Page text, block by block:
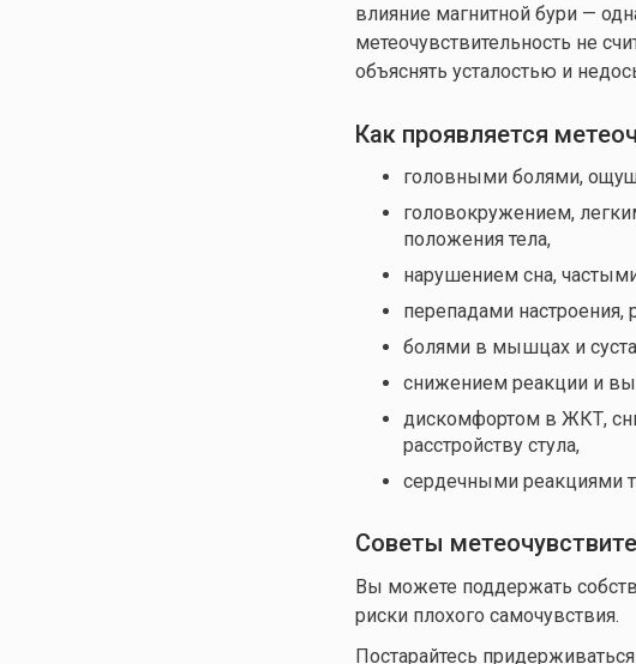
влияние магнитной бури —
метеочувствительность не
объяснять усталостью и
Как проявляется
головными болями,
головокружением,
положения тела,
нарушением сна,
перепадами
болями в мышцах и
снижением реакции и
дискомфортом в ЖКТ,
расстройству стула,
сердечными реакциями
Советы
Вы можете поддержать
риски плохого самочувствия.
Постарайтесь